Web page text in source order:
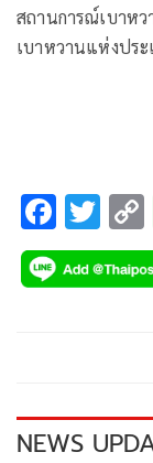
สถานการณ์เบาห
เบาหวานแห่งปร
F
ac
e
k
T
wi
tt
NEWS